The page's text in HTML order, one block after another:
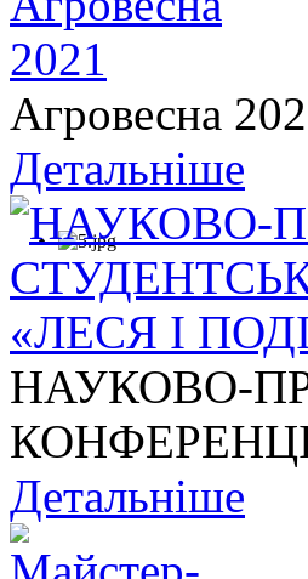
Агровесна
Детальніше
НАУКОВО-
Детальніше